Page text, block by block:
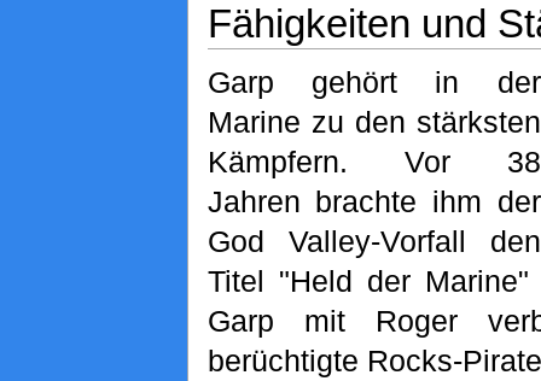
Fähigkeiten und
Garp gehört in der
Marine zu den stärksten
Kämpfern. Vor 38
Jahren brachte ihm der
God Valley-Vorfall den
Titel "Held der
Garp mit Roger
berüchtigte Rocks-